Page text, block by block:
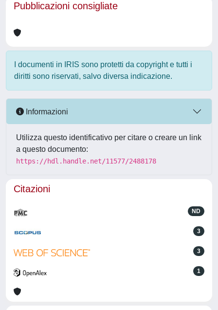
Pubblicazioni consigliate
I documenti in IRIS sono protetti da copyright e tutti i
diritti sono riservati, salvo diversa indicazione.
Informazioni
Utilizza questo identificativo per citare o creare un link
a questo documento:
https://hdl.handle.net/11577/2488178
Citazioni
ND
3
3
1